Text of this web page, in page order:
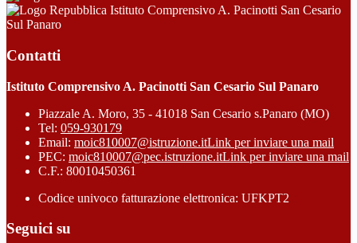
Istituto Comprensivo A. Pacinotti San Cesario
Sul Panaro
Contatti
Istituto Comprensivo A. Pacinotti San Cesario Sul Panaro
Piazzale A. Moro, 35 - 41018 San Cesario s.Panaro (MO)
Tel: 059-930179
Email: moic810007@istruzione.itLink per inviare una mail
PEC: moic810007@pec.istruzione.itLink per inviare una mail
C.F.: 80010450361
Codice univoco fatturazione elettronica: UFKPT2
Seguici su